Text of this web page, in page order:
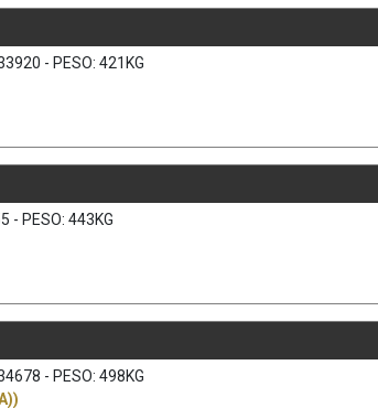
- PESO: 421KG
- PESO: 443KG
- PESO: 498KG